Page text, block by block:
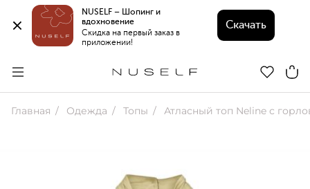
NUSELF – Шопинг и
вдохновение
Скидка на первый заказ в
приложении!
Скачать
Главная Одежда Топы Атласный топ Neline с